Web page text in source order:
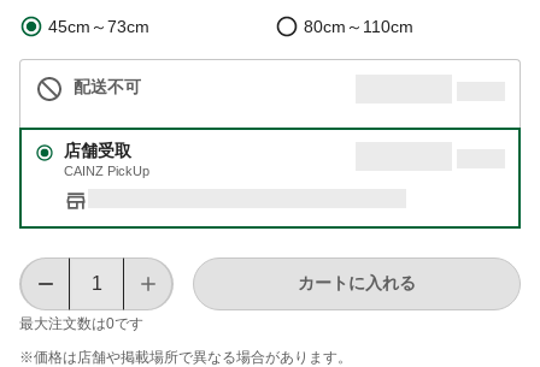
45cm～73cm 80cm～110cm
配送不可
店舗受取
CAINZ PickUp
最大注文数は0です
カートに入れる
※価格は​店舗や​掲載場所で​異なる​場合が​あります。